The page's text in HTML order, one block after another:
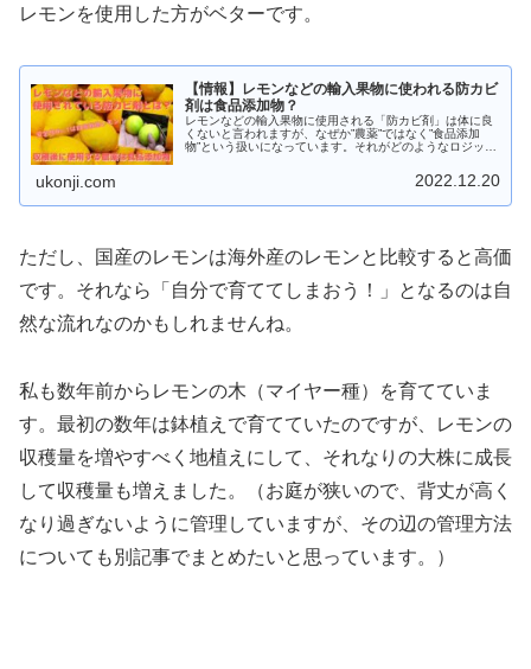
レモンを使用した方がベターです。
【情報】レモンなどの輸入果物に使われる防カビ
剤は食品添加物？
レモンなどの輸入果物に使用される「防カビ剤」は体に良
くないと言われますが、なぜか”農薬”ではなく”食品添加
物”という扱いになっています。それがどのようなロジック
ukonji.com 2022.12.20
ただし、国産のレモンは海外産のレモンと比較すると高価
です。それなら「自分で育ててしまおう！」となるのは自
然な流れなのかもしれませんね。
私も数年前からレモンの木（マイヤー種）を育てていま
す。最初の数年は鉢植えで育てていたのですが、レモンの
収穫量を増やすべく地植えにして、それなりの大株に成長
して収穫量も増えました。（お庭が狭いので、背丈が高く
なり過ぎないように管理していますが、その辺の管理方法
についても別記事でまとめたいと思っています。）